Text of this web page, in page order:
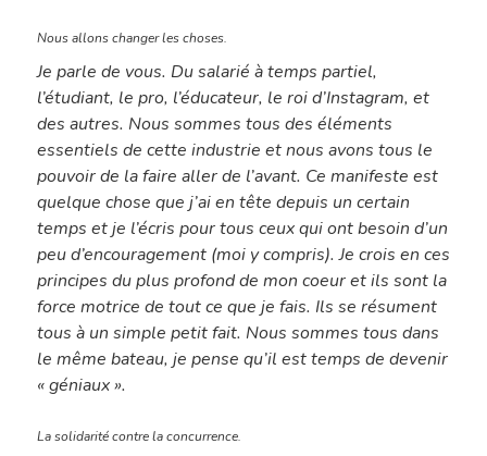
Nous allons changer les choses.
Je parle de vous. Du salarié à temps partiel,
l’étudiant, le pro, l’éducateur, le roi d’Instagram, et
des autres. Nous sommes tous des éléments
essentiels de cette industrie et nous avons tous le
pouvoir de la faire aller de l’avant. Ce manifeste est
quelque chose que j’ai en tête depuis un certain
temps et je l’écris pour tous ceux qui ont besoin d’un
peu d’encouragement (moi y compris). Je crois en ces
principes du plus profond de mon coeur et ils sont la
force motrice de tout ce que je fais. Ils se résument
tous à un simple petit fait. Nous sommes tous dans
le même bateau, je pense qu’il est temps de devenir
« géniaux ».
La solidarité contre la concurrence.